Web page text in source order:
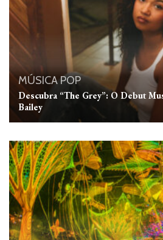
MÚSICA POP
Descubra “The Grey”: O Debut
Bailey